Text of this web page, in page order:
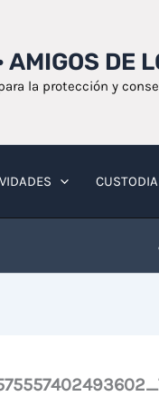
AMIGOS DE
la protección y